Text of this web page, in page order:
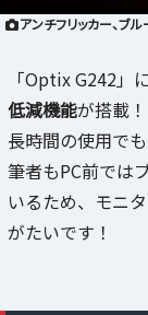
アンチフリッカー、ブ
「Optix G242」
低減機能が搭載！
長時間の使用で
筆者もPC前では
いるため、モニ
がたいです！